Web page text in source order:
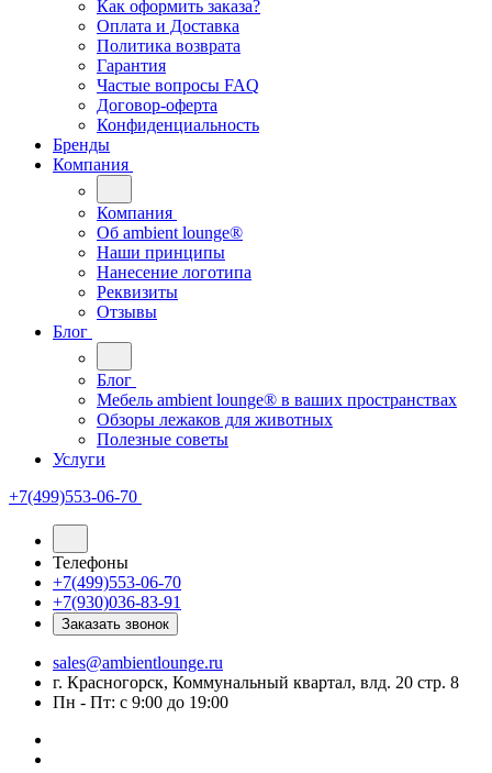
Как оформить заказа?
Оплата и Доставка
Политика возврата
Гарантия
Частые вопросы FAQ
Договор-оферта
Конфиденциальность
Бренды
Компания
Компания
Oб ambient lounge®
Наши принципы
Нанесение логотипа
Реквизиты
Отзывы
Блог
Блог
Мебель ambient lounge® в ваших пространствах
Обзоры лежаков для животных
Полезные советы
Услуги
+7(499)553-06-70
Телефоны
+7(499)553-06-70
+7(930)036-83-91
Заказать звонок
sales@ambientlounge.ru
г. Красногорск, Коммунальный квартал, влд. 20 стр. 8
Пн - Пт: с 9:00 до 19:00